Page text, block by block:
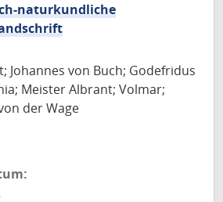
naturkundliche
Johannes von Buch; Godefridus
Meister Albrant; Volmar;
der Wage